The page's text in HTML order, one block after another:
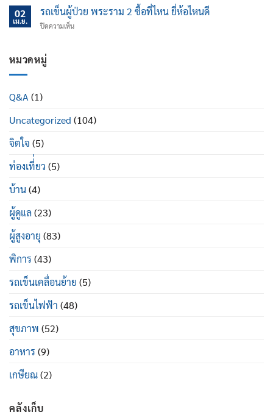
ไหน
นอน
นอน
ช่วย
ป้องกัน
ข้อ
บ้าง
02
เม.ย.
รถเข็นผู้ป่วย พระราม 2 ซื้อที่ไหน ยี่ห้อไหนดี
ปิดความเห็นบน
ยี่ห้อ
หมวดหมู่
Q&A (1)
Uncategorized (104)
จิตใจ (5)
ท่องเที่่ยว (5)
บ้าน(4)
ผู้ดูแล (23)
ผู้สูงอายุ (83)
พิการ (43)
รถเข็นเคลื่อนย้าย (5)
รถเข็นไฟฟ้า (48)
สุขภาพ (52)
อาหาร (9)
เกษียณ(2)
คลังเก็บ